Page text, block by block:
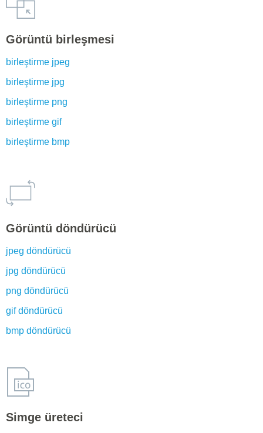
Görüntü birleşmesi
birleştirme jpeg
birleştirme jpg
birleştirme png
birleştirme gif
birleştirme bmp
Görüntü döndürücü
jpeg döndürücü
jpg döndürücü
png döndürücü
gif döndürücü
bmp döndürücü
Simge üreteci